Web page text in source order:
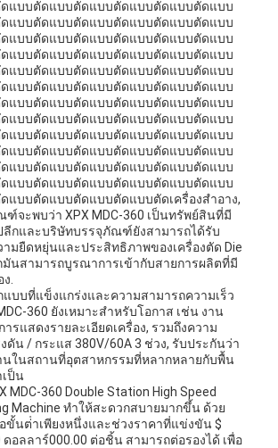
แบบตัดแบบตัดแบบตัดแบบตัดแบบตัดแบบ
แบบตัดแบบตัดแบบตัดแบบตัดแบบตัดแบบ
แบบตัดแบบตัดแบบตัดแบบตัดแบบตัดแบบ
แบบตัดแบบตัดแบบตัดแบบตัดแบบตัดแบบ
แบบตัดแบบตัดแบบตัดแบบตัดแบบตัดแบบ
แบบตัดแบบตัดแบบตัดแบบตัดแบบตัดแบบ
แบบตัดแบบตัดแบบตัดแบบตัดแบบตัดแบบ
แบบตัดแบบตัดแบบตัดแบบตัดแบบตัดแบบ
แบบตัดแบบตัดแบบตัดแบบตัดแบบตัดแบบ
แบบตัดแบบตัดแบบตัดแบบตัดแบบตัดแบบ
แบบตัดแบบตัดแบบตัดแบบตัดแบบตัดแบบ
แบบตัดแบบตัดแบบตัดแบบตัดแบบตัดแบบ
แบบตัดแบบตัดแบบตัดแบบตัดเครื่องสําอาง,
จะพบว่า XPX MDC-360 เป็นทรัพย์สินที่มี
ลีกและบริษัทบรรจุภัณฑ์ยังสามารถได้รับ
มยืดหยุ่นและประสิทธิภาพของเครื่องตัด Die
มันสามารถบูรณาการเข้ากับสายการผลิตที่มี
ง.
แบบที่แข็งแกร่งและความสามารถความเร็ว
360 ยังเหมาะสําหรับโอกาส เช่น งาน
รแสดงรายละเอียดเครื่อง, รวมถึงความ
ดัน / กระแส 380V/60A 3 ช่วง, รับประกันว่า
นในสถานที่อุตสาหกรรมที่หลากหลายกับพื้น
ป็น
MDC-360 Double Station High Speed
Machine ทําให้สะดวกสบายมากขึ้น ด้วย
นต่ําเพียงหนึ่งและช่วงราคาที่แข่งขัน $
ดอลลาร์000.00 ต่อชิ้น สามารถต่อรองได้ เพื่อ